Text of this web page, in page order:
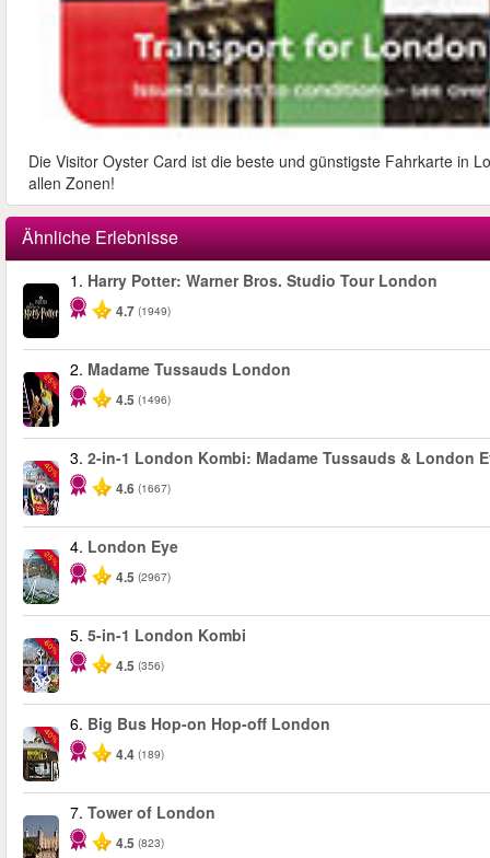
Die Visitor Oyster Card ist die beste und günstigste Fahrkarte in
allen Zonen!
Ähnliche Erlebnisse
1. Harry Potter: Warner Bros. Studio Tour London
4.7 (1949)
-25%
2. Madame Tussauds London
4.5 (1496)
-40%
3. 2-in-1 London Kombi: Madame Tussauds & London
4.6 (1667)
-25%
4. London Eye
4.5 (2967)
-60%
5. 5-in-1 London Kombi
4.5 (356)
-40%
6. Big Bus Hop-on Hop-off London
4.4 (189)
7. Tower of London
4.5 (823)